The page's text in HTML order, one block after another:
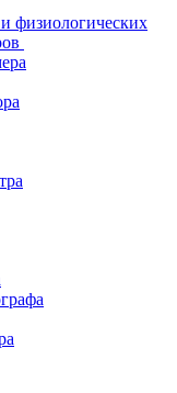
физиологических